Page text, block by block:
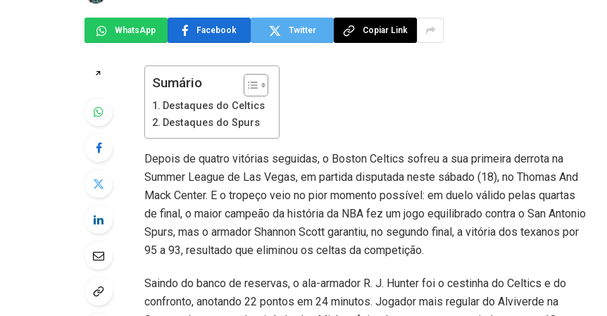
WhatsApp Facebook Twitter Copiar Link
↗
Sumário
Destaques do Celtics
Destaques do Spurs
Depois de quatro vitórias seguidas, o Boston Celtics sofreu a sua primeira derrota na
Summer League de Las Vegas, em partida disputada neste sábado (18), no Thomas And
Mack Center. E o tropeço veio no pior momento possível: em duelo válido pelas quartas
de final, o maior campeão da história da NBA fez um jogo equilibrado contra o San Antonio
Spurs, mas o armador Shannon Scott garantiu, no segundo final, a vitória dos texanos por
95 a 93, resultado que eliminou os celtas da competição.
Saindo do banco de reservas, o ala-armador R. J. Hunter foi o cestinha do Celtics e do
confronto, anotando 22 pontos em 24 minutos. Jogador mais regular do Alviverde na